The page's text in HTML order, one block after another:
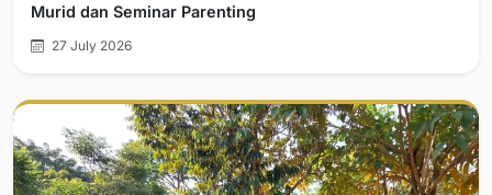
Murid dan Seminar Parenting
27 July 2026